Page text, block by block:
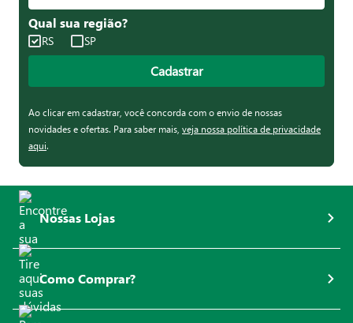
Qual sua região?
RS SP
Cadastrar
Ao clicar em cadastrar, você concorda com o envio de nossas
novidades e ofertas. Para saber mais, veja nossa política de privacidade
aqui.
Nossas Lojas
Como Comprar?